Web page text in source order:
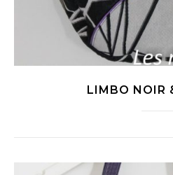
LIMBO NOIR